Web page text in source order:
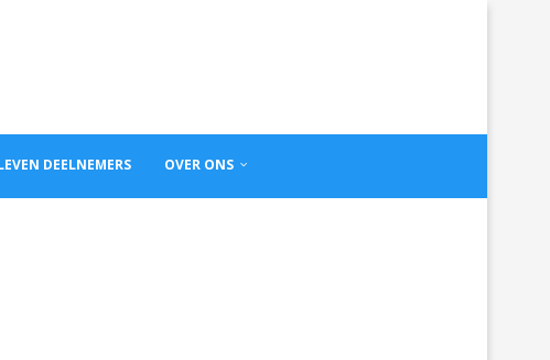
DEELNEMERS OVER ONS